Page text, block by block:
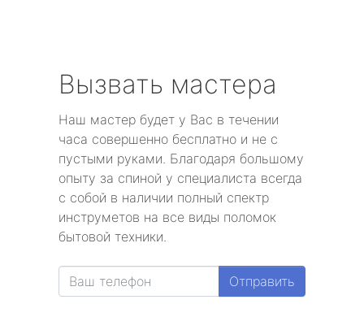
Вызвать мастера
Наш мастер будет у Вас в течении
часа совершенно бесплатно и не с
пустыми руками. Благодаря большому
опыту за спиной у специалиста всегда
с собой в наличии полный спектр
инструметов на все виды поломок
бытовой техники.
Отправить